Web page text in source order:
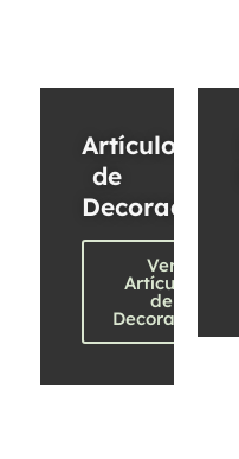
Artículos
de
Decoración
Ver
Artículos
de
Decoración